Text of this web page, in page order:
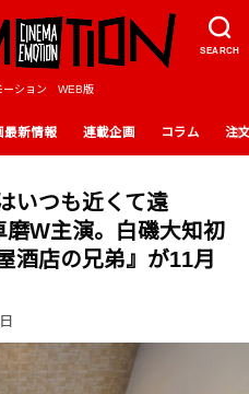
SEARCH
ション WEB版
最新情報 連載企画 コラム 注
いつも近くて遠
W主演。白磯大知初
酒店の兄弟』が11月